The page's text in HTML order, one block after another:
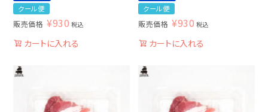
クール便
販売価格 ¥930 税込
カートに入れる
クール便
販売価格 ¥930 税込
カートに入れる